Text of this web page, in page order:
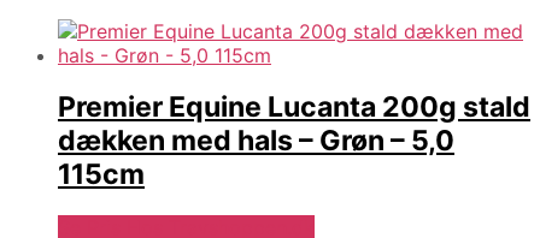
Premier Equine Lucanta 200g stald
dækken med hals – Grøn – 5,0
115cm